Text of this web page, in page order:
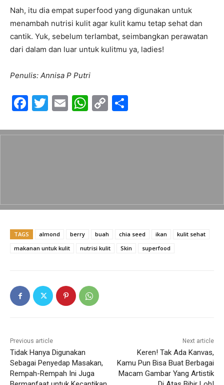
Nah, itu dia empat superfood yang digunakan untuk
menambah nutrisi kulit agar kulit kamu tetap sehat dan
cantik. Yuk, sebelum terlambat, seimbangkan perawatan
dari dalam dan luar untuk kulitmu ya, ladies!
Penulis: Annisa P Putri
F
c
o
k
T
itt
E
ai
W
at
p
C
p
k
ar
TAGS almond berry buah chia seed ikan
kulit sehat
makanan untuk kulit
nutrisi kulit Skin superfood
Previous article
Tidak Hanya Digunakan
Sebagai Penyedap Masakan,
Rempah-Rempah Ini Juga
Next article
Keren! Tak Ada Kanvas,
Kamu Pun Bisa Buat Berbagai
Macam Gambar Yang Artistik